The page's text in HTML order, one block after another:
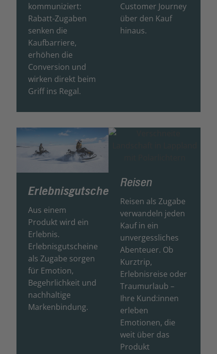
kommuniziert:
Rabatt-Zugaben
senken die
Kaufbarriere,
erhöhen die
Conversion und
wirken direkt beim
Griff ins Regal.
Customer Journey
über den Kauf
hinaus.
Erlebnisgutscheine
Aus einem
Produkt wird ein
Erlebnis.
Erlebnisgutscheine
als Zugabe sorgen
für Emotion,
Begehrlichkeit und
nachhaltige
Markenbindung.
Reisen
Reisen als Zugabe
verwandeln jeden
Kauf in ein
unvergessliches
Abenteuer. Ob
Kurztrip,
Erlebnisreise oder
Traumurlaub –
Ihre Kund:innen
erleben
Emotionen, die
weit über das
Produkt